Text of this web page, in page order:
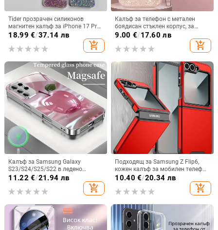
Tider прозрачен силиконов
магнитен калъф за iPhone 17 Pro
Max, защита срещу падане,
18.99 €/37.14 лв
add_shopping_cart
Калъф за телефон с метален
боядисан стъклен корпус, за
iPhone 11–14 Pro Max,
9.00 €/17.60 лв
add_shopping_cart
Калъф за Samsung Galaxy
S23/S24/S25/S22 в ледено
кристално розово със стъклена
повърхност и метално боядисано
покритие
11.22 €/21.94 лв
add_shopping_cart
Подходящ за Samsung Z Flip6,
кожен калъф за мобилен телефон
Flip5, твърд двустранен калъф
против падане за Flip7, защитен
калъф Armor
10.40 €/20.34 лв
add_shopping_cart